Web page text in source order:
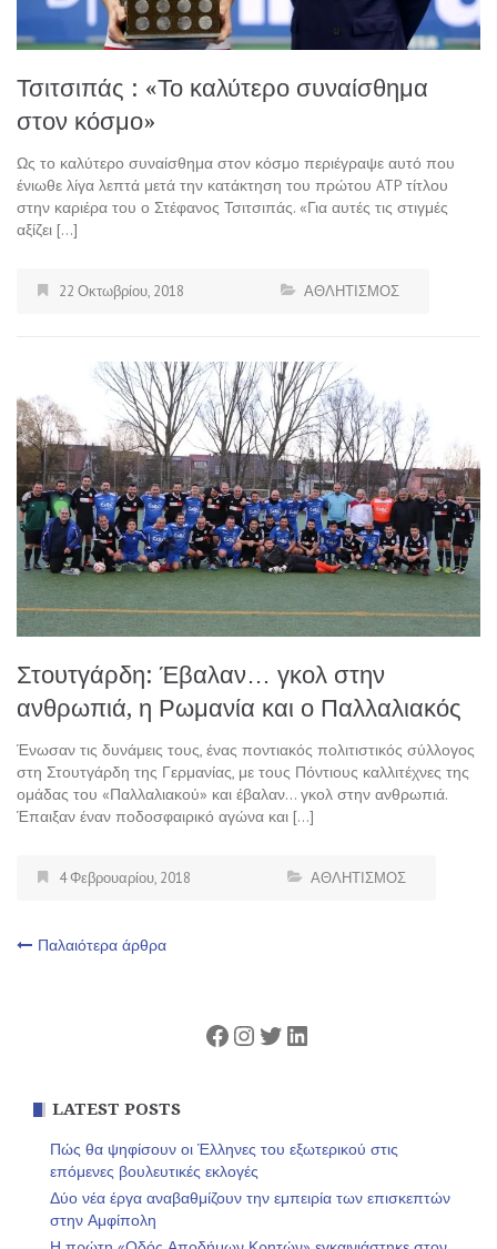
Τσιτσιπάς : «Το καλύτερο συναίσθημα
στον κόσμο»
Ως το καλύτερο συναίσθημα στον κόσμο περιέγραψε αυτό που
ένιωθε λίγα λεπτά μετά την κατάκτηση του πρώτου ATP τίτλου
στην καριέρα του ο Στέφανος Τσιτσιπάς. «Για αυτές τις στιγμές
αξίζει […]
22 Οκτωβρίου, 2018 ΑΘΛΗΤΙΣΜΟΣ
Στουτγάρδη: Έβαλαν… γκολ στην
ανθρωπιά, η Ρωμανία και ο Παλλαλιακός
Ένωσαν τις δυνάμεις τους, ένας ποντιακός πολιτιστικός σύλλογος
στη Στουτγάρδη της Γερμανίας, με τους Πόντιους καλλιτέχνες της
ομάδας του «Παλλαλιακού» και έβαλαν… γκολ στην ανθρωπιά.
Έπαιξαν έναν ποδοσφαιρικό αγώνα και […]
4 Φεβρουαρίου, 2018 ΑΘΛΗΤΙΣΜΟΣ
Πλοήγηση
Παλαιότερα άρθρα
Facebook
Instagram
Twitter
Linkedin
LATEST POSTS
Πώς θα ψηφίσουν οι Έλληνες του εξωτερικού στις
επόμενες βουλευτικές εκλογές
Δύο νέα έργα αναβαθμίζουν την εμπειρία των επισκεπτών
στην Αμφίπολη